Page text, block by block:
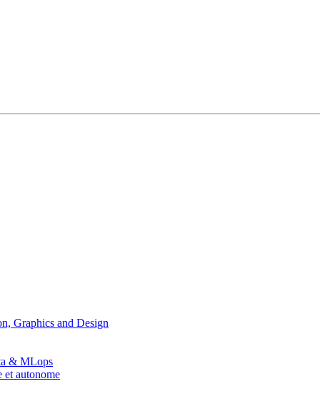
Graphics and Design
& MLops
autonome